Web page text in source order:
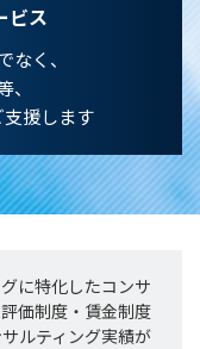
ビス
く、
援します
に特化したコンサ
価制度・賃金制度
ルティング実績が